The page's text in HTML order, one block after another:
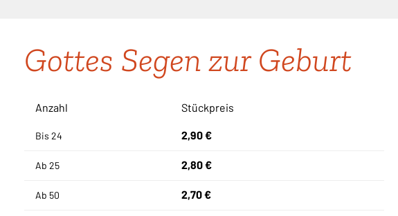
Gottes Segen zur Geburt
Anzahl Stückpreis
Bis 24 2,90 €
Ab 25 2,80 €
Ab 50 2,70 €